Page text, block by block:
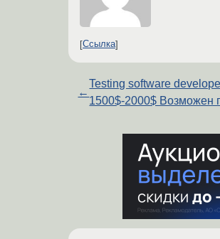
Ссылка
←
Testing software
1500$-2000$ Возможен